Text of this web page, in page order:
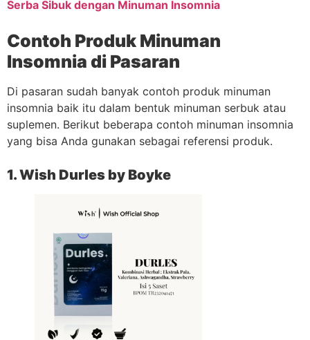
Serba Sibuk dengan Minuman Insomnia
Contoh Produk Minuman
Insomnia di Pasaran
Di pasaran sudah banyak contoh produk minuman
insomnia baik itu dalam bentuk minuman serbuk atau
suplemen. Berikut beberapa contoh minuman insomnia
yang bisa Anda gunakan sebagai referensi produk.
1. Wish Durles by Boyke